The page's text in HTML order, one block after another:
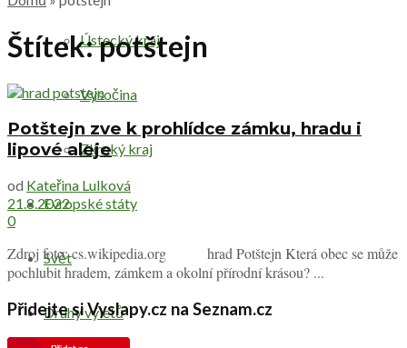
Ústecký kraj
Vysočina
Zlínský kraj
Evropské státy
Svět
Druhy výletů
Štítek:potštejn
Potštejn zve k prohlídce zámku, hradu i
lipové aleje
od Kateřina Lulková
21.8.2022
0
Zdroj foto: cs.wikipedia.org hrad Potštejn Která obec se může
pochlubit hradem, zámkem a okolní přírodní krásou? ...
Přidejte si Vyslapy.cz na Seznam.cz